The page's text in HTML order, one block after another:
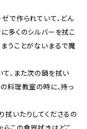
で作られていて、どん
多くのシルバーを拭こ
うことがないまるで魔
、また次の鍋を拭い
料理教室の時に、持っ
拭いたりしてくださるの